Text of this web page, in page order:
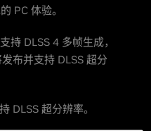
PC 体验。
持 DLSS 4 多帧生成，
布并支持 DLSS 超分
DLSS 超分辨率。